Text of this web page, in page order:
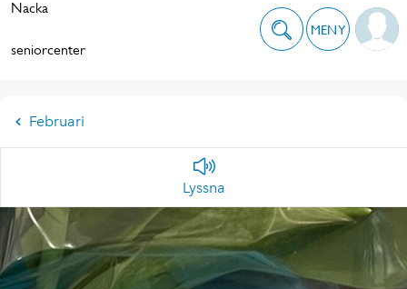
Nacka
seniorcenter
MENY
Februari
Lyssna